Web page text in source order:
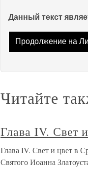
Данный текст
Продолжение на
Читайте
Глава IV. Свет
Глава IV. Свет и цвет в
Святого Иоанна